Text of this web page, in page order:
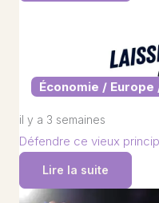
Économie / Europe
il y a 3 semaines
Défendre ce vieux
Lire la suite